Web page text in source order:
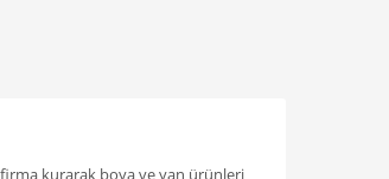
firma kurarak boya ve yan ürünleri